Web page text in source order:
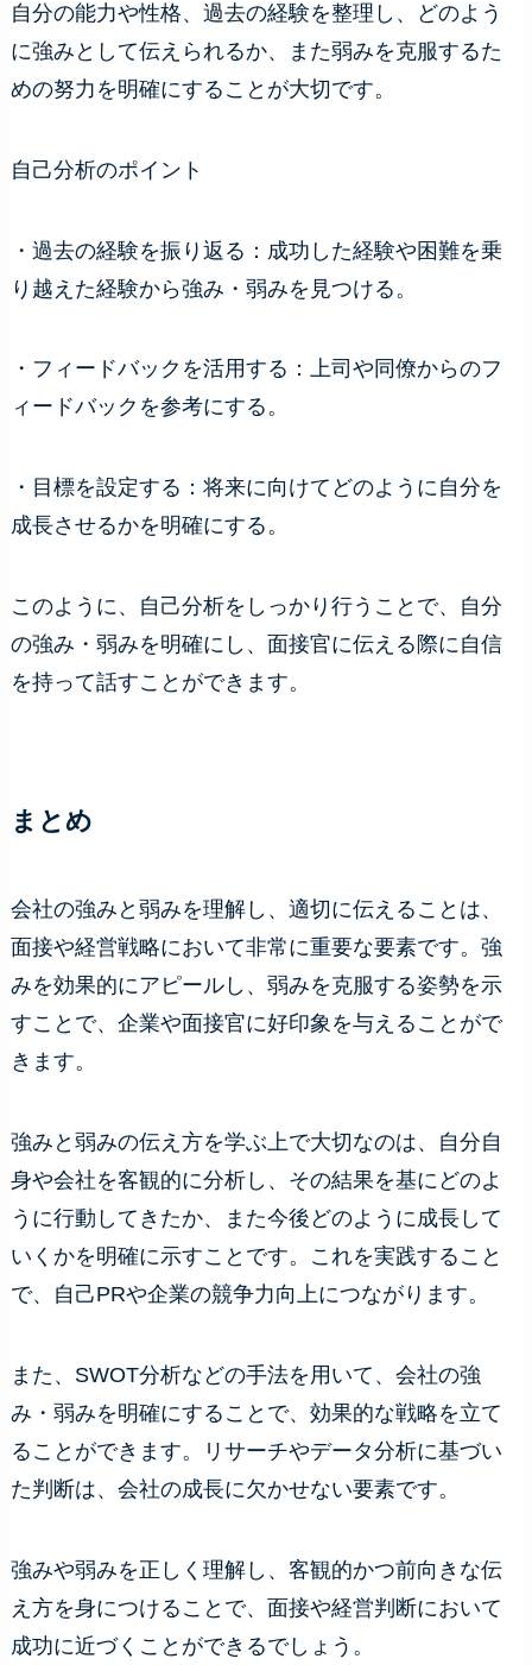
自分の能力や性格、過去の経験を整理し、どのよう
に強みとして伝えられるか、また弱みを克服するた
めの努力を明確にすることが大切です。
自己分析のポイント
・過去の経験を振り返る：成功した経験や困難を乗
り越えた経験から強み・弱みを見つける。
・フィードバックを活用する：上司や同僚からのフ
ィードバックを参考にする。
・目標を設定する：将来に向けてどのように自分を
成長させるかを明確にする。
このように、自己分析をしっかり行うことで、自分
の強み・弱みを明確にし、面接官に伝える際に自信
を持って話すことができます。
まとめ
会社の強みと弱みを理解し、適切に伝えることは、
面接や経営戦略において非常に重要な要素です。強
みを効果的にアピールし、弱みを克服する姿勢を示
すことで、企業や面接官に好印象を与えることがで
きます。
強みと弱みの伝え方を学ぶ上で大切なのは、自分自
身や会社を客観的に分析し、その結果を基にどのよ
うに行動してきたか、また今後どのように成長して
いくかを明確に示すことです。これを実践すること
で、自己PRや企業の競争力向上につながります。
また、SWOT分析などの手法を用いて、会社の強
み・弱みを明確にすることで、効果的な戦略を立て
ることができます。リサーチやデータ分析に基づい
た判断は、会社の成長に欠かせない要素です。
強みや弱みを正しく理解し、客観的かつ前向きな伝
え方を身につけることで、面接や経営判断において
成功に近づくことができるでしょう。